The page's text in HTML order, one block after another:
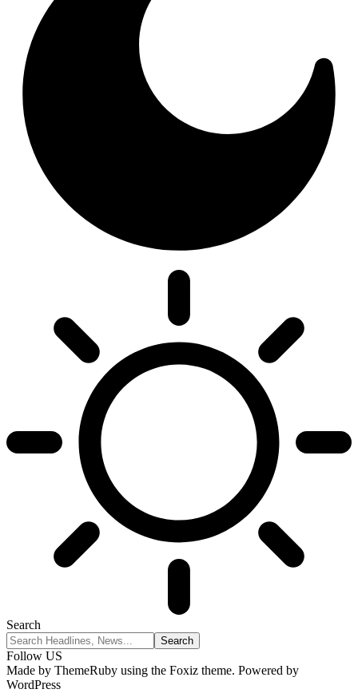
Search
Follow US
Made by ThemeRuby using the Foxiz theme. Powered by
WordPress